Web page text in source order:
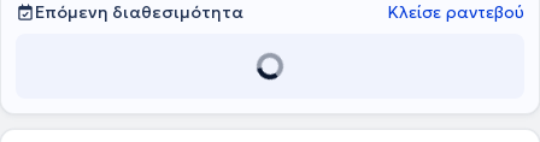
Επόμενη διαθεσιμότητα Κλείσε ραντεβού